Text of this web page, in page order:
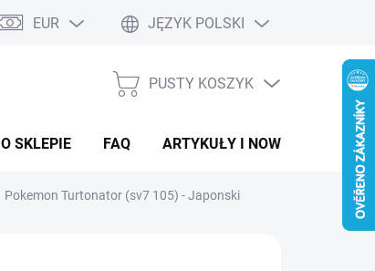
EUR JĘZYK POLSKI
KOSZYK
PUSTY KOSZYK
SKLEPIE FAQ ARTYKUŁY I NOWOŚCI
Pokemon Turtonator (sv7 105) - Japonski